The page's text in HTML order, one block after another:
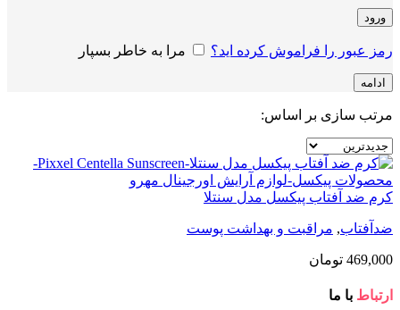
ورود
رمز عبور را فراموش کرده اید؟ مرا به خاطر بسپار
ادامه
مرتب سازی بر اساس:
کرم ضد آفتاب پیکسل مدل سنتلا
ضدآفتاب, مراقبت و بهداشت پوست
469,000 تومان
ارتباط با ما